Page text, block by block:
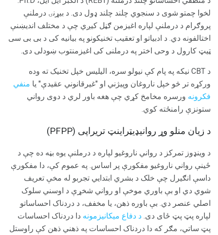
لخوا چمتو شوی د سنجوي چلند چلند ډول دی. د بیړنۍ درملنې
پروګرام د درملنې لپاره اغیزمن ګڼل کیږي چې د مختلف اندیښنې
اختالفونه دي. د ادبیاتو او تعقیب تخنیکونو په بیانیه کی د بی بی سی
ټیټ کارول د وحی اختر په درملنی کی اغیزمنتوب ښودلی دی.
د CBT نيکه په پام کې نیولو سره، الیلیس خپل تخنیک ته وده
ورکړه تر څو خپل ناروغان وپیژني او "غیرقانوني عقیدې" یا منفي
فکرونه ورسره مخامخ کړي چې هغه باور لري د دوی رواني
ستونزې رامنځته کوي.
د زیان منلو وړ روانيډیټراینټ تریراپی (PFPP)
د وینډوز تمرکز د رواني ناروغیو لپاره د درملنې یوه بڼه ده چې د
ځینې رواني ناروغیو مفکورې پر اساس. په عموم کې، دا مفکورې
داسې انګیرل چې خلک د بشري ابتدايي تجربو له مخې تعریف
شوي دي او بې باوري موخې او رواني شخړې د اوسني سلوک
اصلي عنصر دي. بې باوره ذهن، یا مخفف، د دردناک احساساتو
لپاره پټ پټ ځای دی. د دفاع میکانیزمونه دا دردناک احساسات
پټ ساتي، مګر که دا دردناک احساسات په ذهني ذهن کې راوستل